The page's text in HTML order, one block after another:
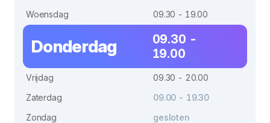
Woensdag
09.30 - 19.00
Donderdag
09.30 -
19.00
Vrijdag
09.30 - 20.00
Zaterdag
09.00 - 19.30
Zondag
gesloten